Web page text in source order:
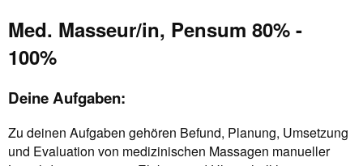
Med. Masseur/in, Pensum 80% -
100%
Deine Aufgaben:
Zu deinen Aufgaben gehören Befund, Planung, Umsetzung
und Evaluation von medizinischen Massagen manueller